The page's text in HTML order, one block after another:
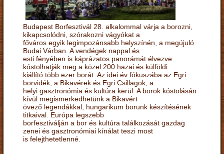
Budapest Borfesztivál 28. alkalommal várja a borozni,
kikapcsolódni, szórakozni vágyókat a
főváros egyik legimpozánsabb helyszínén, a megújuló
Budai Várban. A vendégek nappal és
esti fényében is káprázatos panorámát élvezve
kóstolhatják meg a közel 200 hazai és külföldi
kiállító több ezer borát. Az idei év fókuszába az Egri
borvidék, a Bikavérek és Egri Csillagok, a
helyi gasztronómia és kultúra kerül. A borok kóstolásán
kívül megismerkedhetünk a Bikavért
övező legendákkal, hungarikum borunk készítésének
titkaival. Európa legszebb
borfesztiválján a bor és kultúra találkozását gazdag
zenei és gasztronómiai kínálat teszi most
is felejthetetlenné.